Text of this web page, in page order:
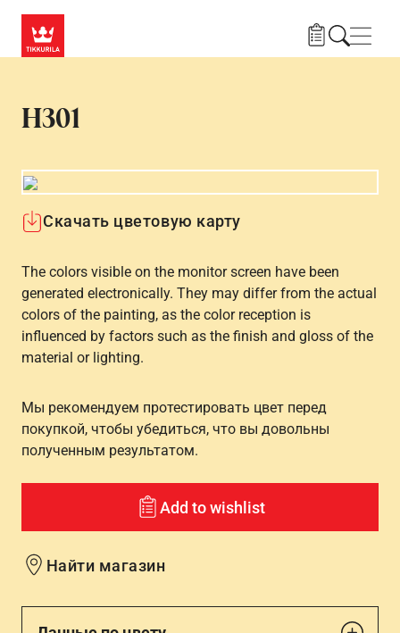
H301
Скачать цветовую карту
The colors visible on the monitor screen have been
generated electronically. They may differ from the actual
colors of the painting, as the color reception is
influenced by factors such as the finish and gloss of the
material or lighting.
Мы рекомендуем протестировать цвет перед
покупкой, чтобы убедиться, что вы довольны
полученным результатом.
Add to wishlist
Найти магазин